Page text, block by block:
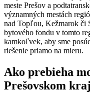
meste Prešov a
významných mestách
nad Topľou, Kežmarok či
bytového fondu v tomto
kamkoľvek, aby sme
riešenie priamo na mieru.
Ako prebieha
Prešovskom